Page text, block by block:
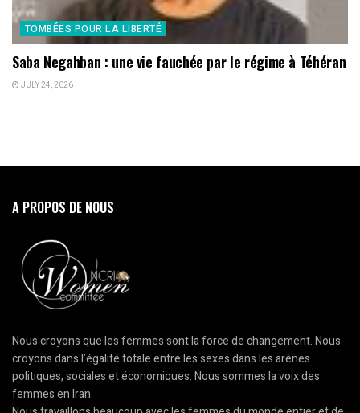
TOMBÉES POUR LA LIBERTÉ
Saba Negahban : une vie fauchée par le régime à Téhéran
JULY 24, 2026
A PROPOS DE NOUS
Nous croyons que les femmes sont la force de changement. Nous
croyons dans l’égalité totale entre les sexes dans les arènes
politiques, sociales et économiques. Nous sommes la voix des
femmes en Iran.